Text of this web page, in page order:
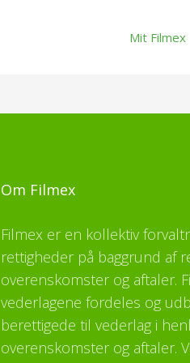
Mit Filmex
Om Filmex
Filmex er en kollektiv
rettigheder på baggrund af
overenskomster og aftaler.
vederlagene fordeles og
berettigede til vederlag i
overenskomster og aftaler.